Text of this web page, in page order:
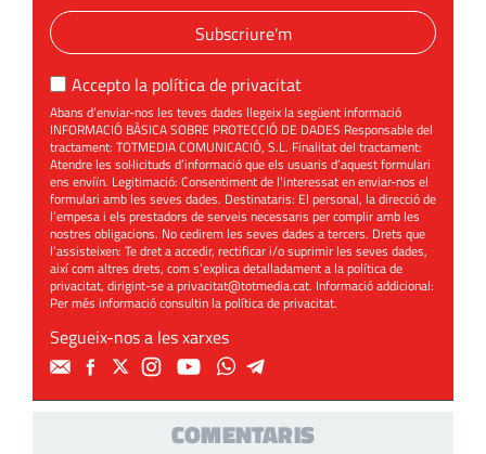
Subscriure'm
Accepto la política de privacitat
Abans d’enviar-nos les teves dades llegeix la següent informació
INFORMACIÓ BÀSICA SOBRE PROTECCIÓ DE DADES Responsable del
tractament: TOTMEDIA COMUNICACIÓ, S.L. Finalitat del tractament:
Atendre les sol·licituds d’informació que els usuaris d’aquest formulari
ens enviïn. Legitimació: Consentiment de l’interessat en enviar-nos el
formulari amb les seves dades. Destinataris: El personal, la direcció de
l’empesa i els prestadors de serveis necessaris per complir amb les
nostres obligacions. No cedirem les seves dades a tercers. Drets que
l’assisteixen: Te dret a accedir, rectificar i/o suprimir les seves dades,
així com altres drets, com s’explica detalladament a la política de
privacitat, dirigint-se aprivacitat@totmedia.cat. Informació addicional:
Per més informació consultin lapolítica de privacitat.
Segueix-nos a les xarxes
COMENTARIS